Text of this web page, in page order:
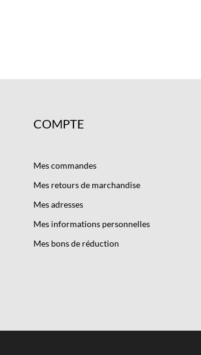
COMPTE
Mes commandes
Mes retours de marchandise
Mes adresses
Mes informations personnelles
Mes bons de réduction